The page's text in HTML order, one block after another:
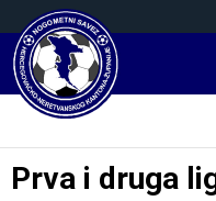
Prva i druga